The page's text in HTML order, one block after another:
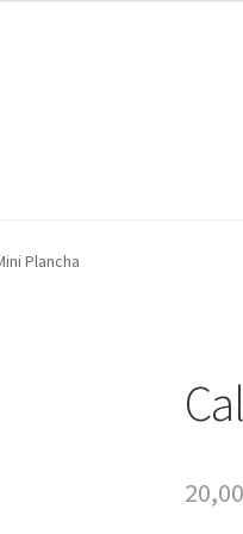
Operadores / Creadores
Plancha
20,00